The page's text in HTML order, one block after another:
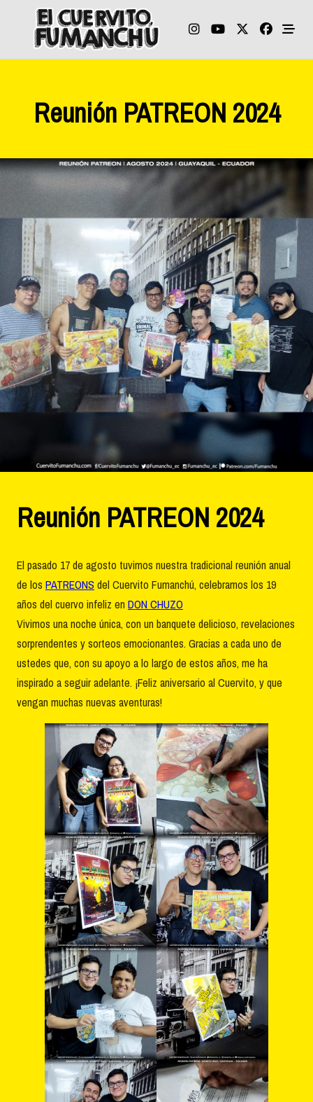
content
Reunión PATREON 2024
Reunión PATREON 2024
El pasado 17 de agosto tuvimos nuestra tradicional reunión anual
de los PATREONS del Cuervito Fumanchú, celebramos los 19
años del cuervo infeliz en DON CHUZO
Vivimos una noche única, con un banquete delicioso, revelaciones
sorprendentes y sorteos emocionantes. Gracias a cada uno de
ustedes que, con su apoyo a lo largo de estos años, me ha
inspirado a seguir adelante. ¡Feliz aniversario al Cuervito, y que
vengan muchas nuevas aventuras!